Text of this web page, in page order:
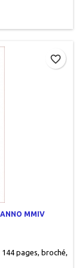
MMIV
pages, broché,
favorite_border